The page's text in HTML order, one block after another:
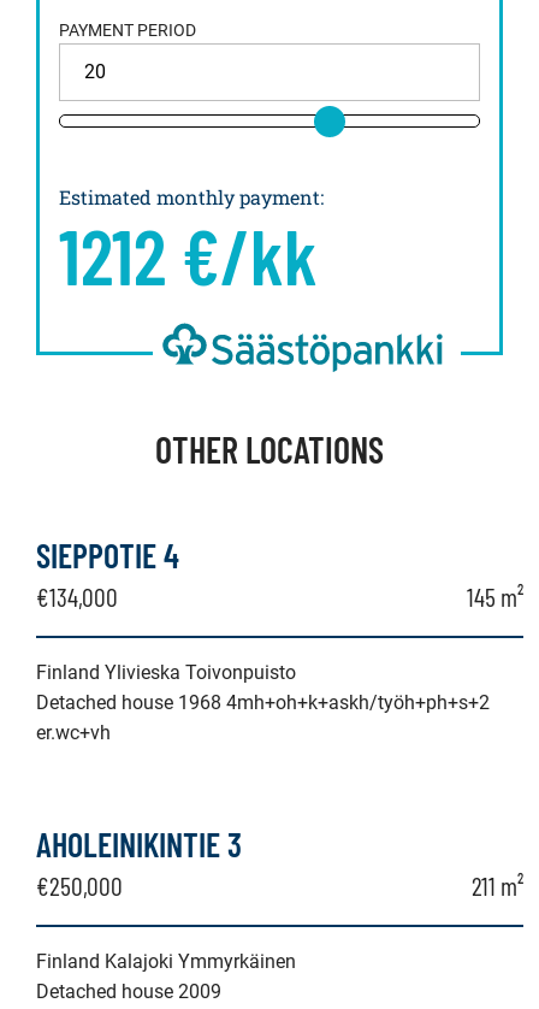
PAYMENT PERIOD
Estimated monthly payment:
1212 €/kk
OTHER LOCATIONS
SIEPPOTIE 4
€134,000 145 m²
Finland Ylivieska Toivonpuisto
Detached house 1968 4mh+oh+k+askh/työh+ph+s+2
er.wc+vh
AHOLEINIKINTIE 3
€250,000 211 m²
Finland Kalajoki Ymmyrkäinen
Detached house 2009